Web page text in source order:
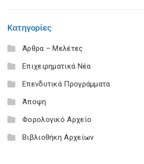
Κατηγορίες
Άρθρα – Μελέτες
Επιχειρηματικά Νέα
Επενδυτικά Προγράμματα
Άποψη
Φορολογικό Αρχείο
Βιβλιοθήκη Αρχείων